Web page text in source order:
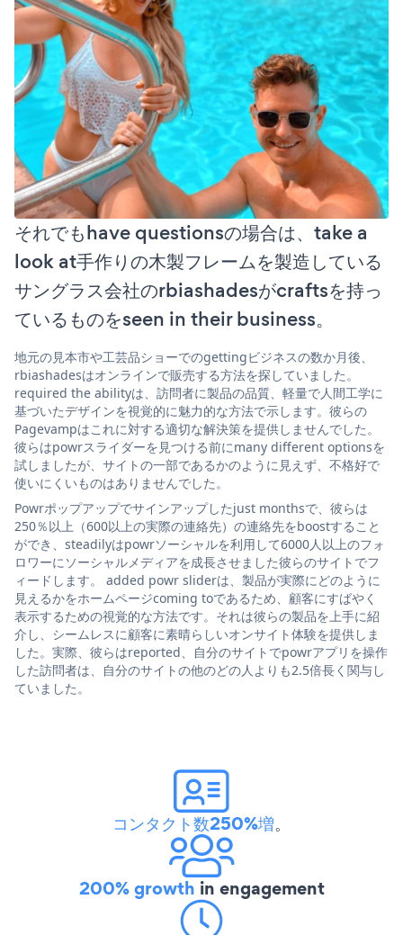
それでもhave questionsの場合は、take a
look at手作りの木製フレームを製造している
サングラス会社のrbiashadesがcraftsを持っ
ているものをseen in their business。
地元の見本市や工芸品ショーでのgettingビジネスの数か月後、
rbiashadesはオンラインで販売する方法を探していました。
required the abilityは、訪問者に製品の品質、軽量で人間工学に
基づいたデザインを視覚的に魅力的な方法で示します。彼らの
Pagevampはこれに対する適切な解決策を提供しませんでした。
彼らはpowrスライダーを見つける前にmany different optionsを
試しましたが、サイトの一部であるかのように見えず、不格好で
使いにくいものはありませんでした。
Powrポップアップでサインアップしたjust monthsで、彼らは
250％以上（600以上の実際の連絡先）の連絡先をboostすること
ができ、steadilyはpowrソーシャルを利用して6000人以上のフォ
ロワーにソーシャルメディアを成長させました彼らのサイトでフ
ィードします。 added powr sliderは、製品が実際にどのように
見えるかをホームページcoming toであるため、顧客にすばやく
表示するための視覚的な方法です。それは彼らの製品を上手に紹
介し、シームレスに顧客に素晴らしいオンサイト体験を提供しま
した。実際、彼らはreported、自分のサイトでpowrアプリを操作
した訪問者は、自分のサイトの他のどの人よりも2.5倍長く関与し
ていました。
コンタクト数250%増。
200% growth in engagement